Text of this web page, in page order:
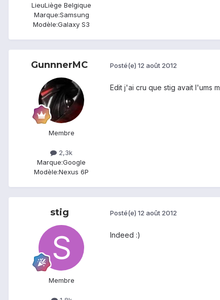
LieuLiège Belgique
Marque:Samsung
Modèle:Galaxy S3
GunnnerMC
Membre
2,3k
Marque:Google
Modèle:Nexus 6P
Posté(e) 12 août 2012
Edit j'ai cru que stig avait l'ums
stig
Membre
Posté(e) 12 août 2012
Indeed :)